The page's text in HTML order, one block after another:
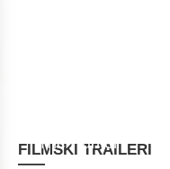
FILMSKI TRAILERI
The Hunter"